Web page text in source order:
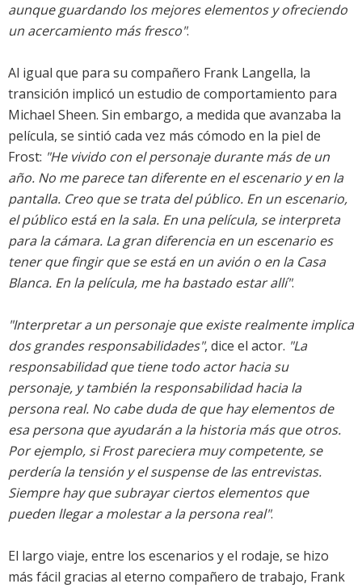
aunque guardando los mejores elementos y ofreciendo
un acercamiento más fresco".
Al igual que para su compañero Frank Langella, la
transición implicó un estudio de comportamiento para
Michael Sheen. Sin embargo, a medida que avanzaba la
película, se sintió cada vez más cómodo en la piel de
Frost: "He vivido con el personaje durante más de un
año. No me parece tan diferente en el escenario y en la
pantalla. Creo que se trata del público. En un escenario,
el público está en la sala. En una película, se interpreta
para la cámara. La gran diferencia en un escenario es
tener que fingir que se está en un avión o en la Casa
Blanca. En la película, me ha bastado estar allí".
"Interpretar a un personaje que existe realmente implica
dos grandes responsabilidades", dice el actor. "La
responsabilidad que tiene todo actor hacia su
personaje, y también la responsabilidad hacia la
persona real. No cabe duda de que hay elementos de
esa persona que ayudarán a la historia más que otros.
Por ejemplo, si Frost pareciera muy competente, se
perdería la tensión y el suspense de las entrevistas.
Siempre hay que subrayar ciertos elementos que
pueden llegar a molestar a la persona real".
El largo viaje, entre los escenarios y el rodaje, se hizo
más fácil gracias al eterno compañero de trabajo, Frank